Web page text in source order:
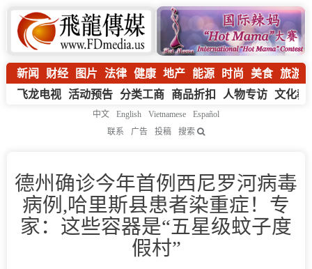
新闻 财经 图片 法律 健康 地产 能源 时尚 美食 旅游
飞龙电视 活动预告 分类工商 商品折扣 人物专访 文化教
中文 English Vietnamese
Español
联系
广告 投稿 搜索
德州确诊今年首例西尼罗河病毒
病例,哈里斯县患者染重症！专
家：这些容器是“五星级蚊子度
假村”